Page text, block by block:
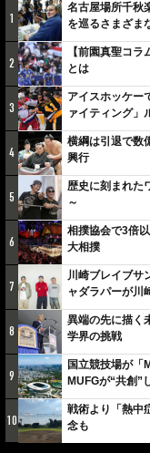
1
名古屋場所千秋
を巡るさまざま
2
【前園真聖コ
とは
3
アイスホッケー
ァイティング」
4
横綱は引退で数
興行
5
歴史に刻まれた
～
6
相撲協会で3倍
大相撲
7
川崎ブレイブサ
ャダラパーが川
しみでしかない
8
異端の先に描く
学界の挑戦
9
国立競技場が「
MUFGが“共創”
10
戦術より「熱中
念も